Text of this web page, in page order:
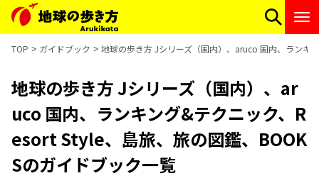
TOP ガイドブック 地球の歩き方 Jシリーズ（国内）、aruco 国内、ランキ
地球の歩き方 Jシリーズ（国内）、ar
uco 国内、ランキング&テクニック、R
esort Style、島旅、旅の図鑑、BOOK
Sのガイドブック一覧